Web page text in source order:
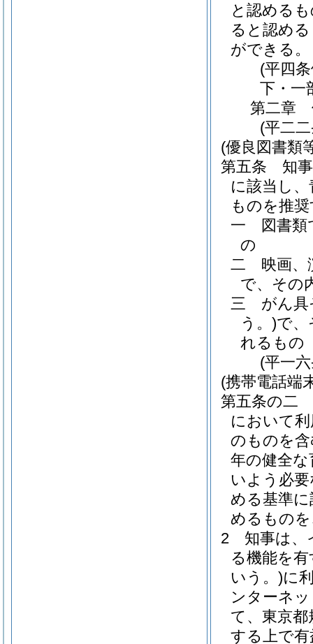
と認める
ると認め
ができる。
(平四
下・一
第二章
(平二
(優良図書類
第五条
知
に該当し
ものを推
一
図書
の
二
映画、
で、その
三
がん
う。)で、
れるもの
(平一
(携帯電話端
第五条の二
において
のものを
年の健全
いよう必
める基準
めるもの
2
知事は、
る機能を
いう。)に
ンターネ
て、東京
する上で